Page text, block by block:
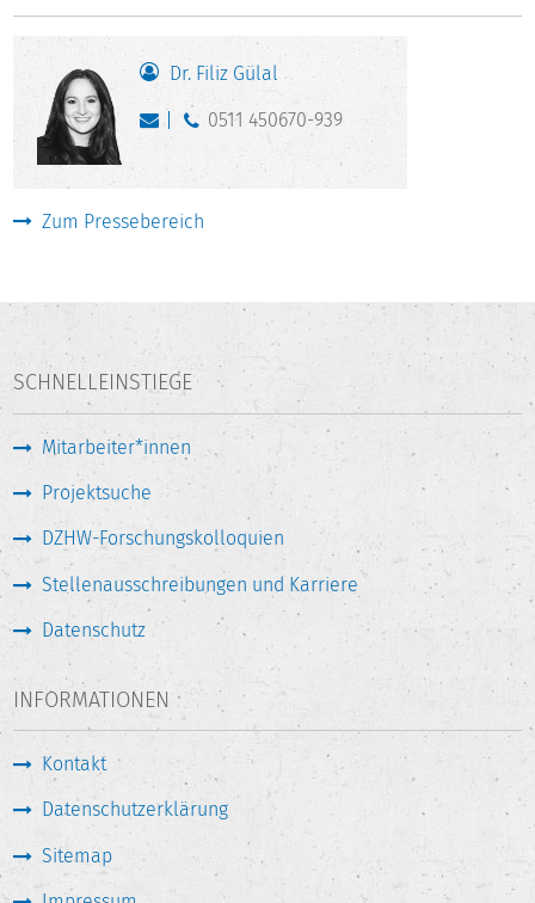
Dr. Filiz Gülal
0511 450670-939
Zum Pressebereich
SCHNELLEINSTIEGE
Mitarbeiter*innen
Projektsuche
DZHW-Forschungskolloquien
Stellenausschreibungen und Karriere
Datenschutz
INFORMATIONEN
Kontakt
Datenschutzerklärung
Sitemap